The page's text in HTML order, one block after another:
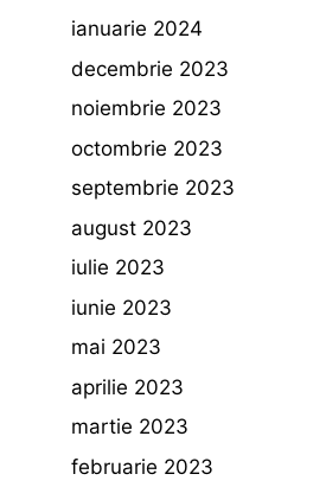
ianuarie 2024
decembrie 2023
noiembrie 2023
octombrie 2023
septembrie 2023
august 2023
iulie 2023
iunie 2023
mai 2023
aprilie 2023
martie 2023
februarie 2023